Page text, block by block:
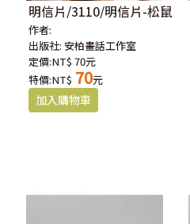
明信片/3110/明信片-松鼠
作者:
出版社:安柏畫話工作室
定價:NT$ 70元
特價:NT$ 70元